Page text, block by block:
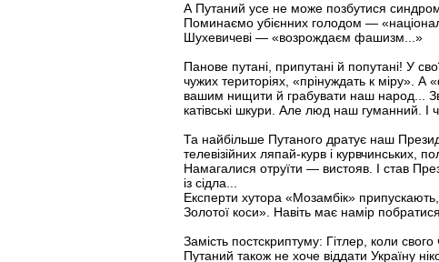
А Путаний усе не може позбутися
Поминаємо убієнних голодом —
Шухевичеві — «возрождаєм фашизм...»
Панове путані, припутані й попутані! У
чужих територіях, «прінуждать к міру».
вашим нищити й грабувати наш народ...
катівські шкури. Але люд наш гуманний. І
Та найбільше Путаного дратує наш
телевізійних ляпай-курв і курвчинських,
Намагалися отруїти — вистояв. І став
із сідла...
Експерти хутора «Мозамбік»
Золотої коси». Навіть має намір
Замість постскриптуму: Гітлер, коли
Путаний також не хоче віддати Україну